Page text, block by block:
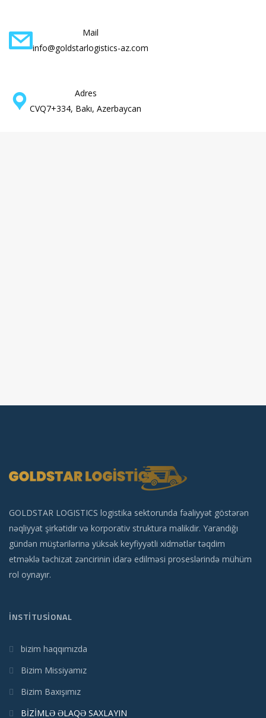
Mail
info@goldstarlogistics-az.com
Adres
CVQ7+334, Bakı, Azerbaycan
GOLDSTAR LOGISTICS logistika sektorunda fəaliyyət göstərən
nəqliyyat şirkətidir və korporativ struktura malikdir. Yarandığı
gündən müştərilərinə yüksək keyfiyyətli xidmətlər təqdim
etməklə təchizat zəncirinin idarə edilməsi proseslərində mühüm
rol oynayır.
İNSTITUSIONAL
bizim haqqımızda
Bizim Missiyamız
Bizim Baxışımız
BİZİMLƏ ƏLAQƏ SAXLAYIN